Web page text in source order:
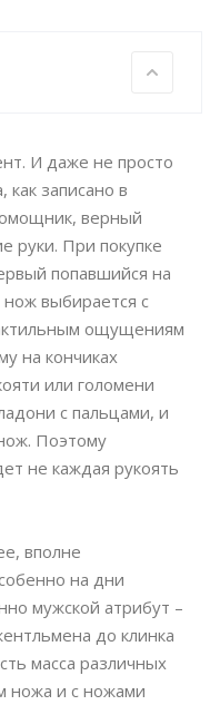
И даже не просто
как записано в
верный
руки. При покупке
попавшийся на
нож выбирается с
ощущениям
на кончиках
или голомени
с пальцами, и
Поэтому
не каждая рукоять
вполне
на дни
мужской атрибут –
до клинка
масса различных
ножа и с ножами